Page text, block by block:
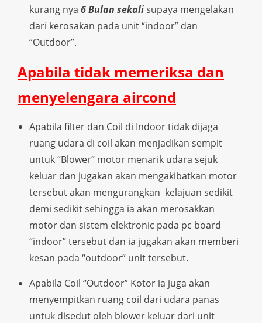
kurang nya 6 Bulan sekalisupaya mengelakan
dari kerosakan pada unit “indoor” dan
“Outdoor”.
Apabila tidak memeriksa dan
menyelengara aircond
Apabila filter dan Coil di Indoor tidak dijaga
ruang udara di coil akan menjadikan sempit
untuk “Blower” motor menarik udara sejuk
keluar dan jugakan akan mengakibatkan motor
tersebut akan mengurangkan kelajuan sedikit
demi sedikit sehingga ia akan merosakkan
motor dan sistem elektronic pada pc board
“indoor” tersebut dan ia jugakan akan memberi
kesan pada “outdoor” unit tersebut.
Apabila Coil “Outdoor” Kotor ia juga akan
menyempitkan ruang coil dari udara panas
untuk disedut oleh blower keluar dari unit